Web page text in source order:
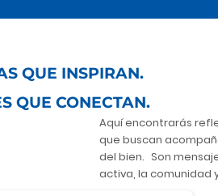
QUE INSPIRAN.
QUE CONECTAN.
Aquí encontrarás
que buscan
del bien. Son
activa, la comunidad